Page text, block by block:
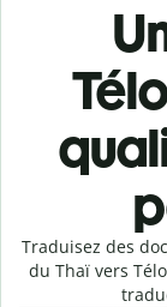
Traduisez des
du Thaï vers